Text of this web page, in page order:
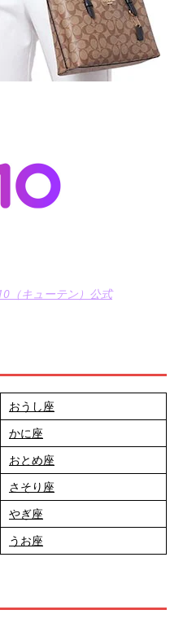
（キューテン）公式
おうし座
かに座
おとめ座
さそり座
やぎ座
うお座